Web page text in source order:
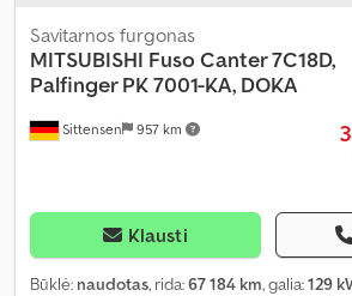
Sittensen 957 km
Savitarnos furgonas
MITSUBISHI Fuso Canter 7C18D,
Palfinger PK 7001-KA, DOKA
Klausti
Būklė: naudotas, rida:67 184 km, galia:129